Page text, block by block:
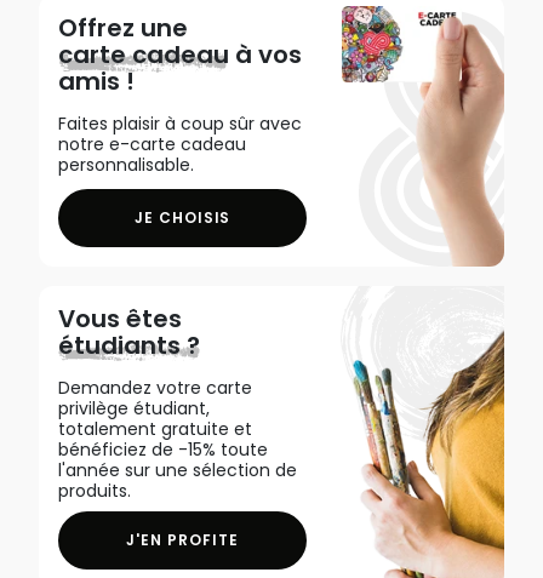
Offrez une
carte cadeau à vos
amis !
Faites plaisir à coup sûr avec
notre e-carte cadeau
personnalisable.
JE CHOISIS
Vous êtes
étudiants ?
Demandez votre carte
privilège étudiant,
totalement gratuite et
bénéficiez de -15% toute
l'année sur une sélection de
produits.
J'EN PROFITE